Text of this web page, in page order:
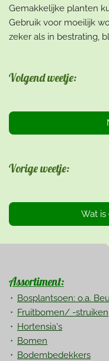
Gemakkelijke planten
Gebruik voor moeilijk
zeker als in bestrating,
Volgend weetje:
Vorige weetje:
Wat is
Assortiment:
Bosplantsoen: o.a.
Fruitbomen/ -struiken
Hortensia's
Bomen
Bodembedekkers